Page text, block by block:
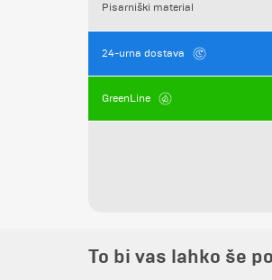
Pisarniški material
24-urna dostava
GreenLine
To bi vas lahko še